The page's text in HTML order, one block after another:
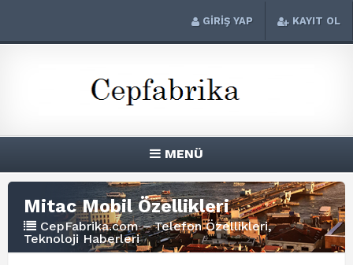
GİRİŞ YAP KAYIT OL
MENÜ
Mitac Mobil Özellikleri
CepFabrika.com – Telefon Özellikleri,
Teknoloji Haberleri